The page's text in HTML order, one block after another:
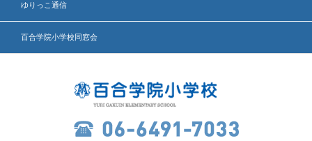
ゆりっこ通信
百合学院小学校同窓会
許可証